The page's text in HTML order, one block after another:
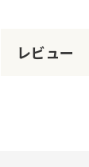
レビュー